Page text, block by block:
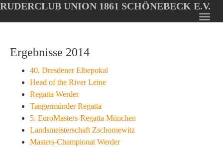
Oops, an error occurred! Code: 2026080616483174176a7b
main
RUDERCLUB UNION 1861 SCHÖNEBECK E.V.
Ergebnisse 2014
40. Dresdener Elbepokal
Head of the River Leine
Regatta Werder
Tangermünder Regatta
5. EuroMasters-Regatta München
Landsmeisterschaft Zschornewitz
Masters-Championat Werder